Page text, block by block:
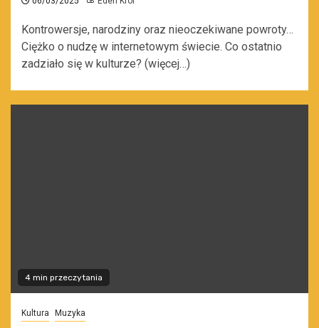
Kontrowersje, narodziny oraz nieoczekiwane powroty…
Ciężko o nudzę w internetowym świecie. Co ostatnio
zadziało się w kulturze? (więcej…)
4 min przeczytania
Kultura Muzyka